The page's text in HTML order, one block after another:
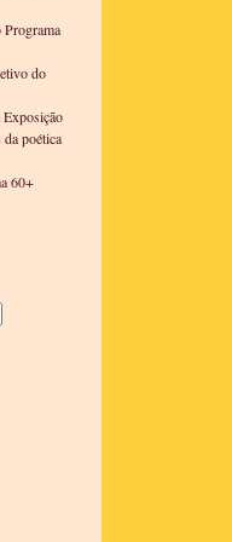
do
Exposição
poética
60+